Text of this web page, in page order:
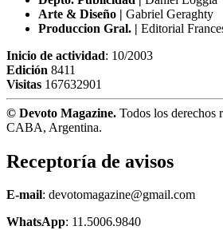
Arte & Diseño | Gabriel Geraghty
Produccion Gral. | Editorial
Inicio de actividad: 10/2003
Edición 8411
Visitas 167632901
© Devoto Magazine. Todos los derechos
CABA, Argentina.
Receptoría de avisos
E-mail: devotomagazine@gmail.com
WhatsApp: 11.5006.9840